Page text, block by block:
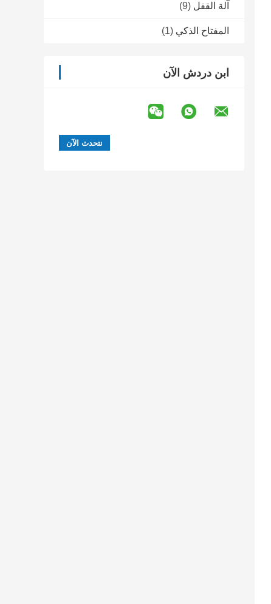
آلة القفل (9)
المفتاح الذكي (1)
ابن دردش الآن